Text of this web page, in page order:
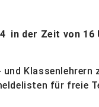
in der Zeit von 16
Klassenlehrern
für freie